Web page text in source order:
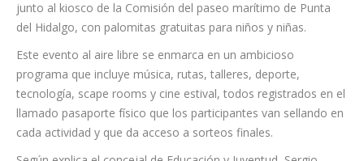
de las propuestas destacadas es la ‘Noche de Cine en Familia’,
programada para este domingo (6 de julio), a las 21:30 horas,
junto al kiosco de la Comisión del paseo marítimo de Punta
del Hidalgo, con palomitas gratuitas para niños y niñas.
Este evento al aire libre se enmarca en un ambicioso
programa que incluye música, rutas, talleres, deporte,
tecnología, scape rooms y cine estival, todos registrados en el
llamado pasaporte físico que los participantes van sellando en